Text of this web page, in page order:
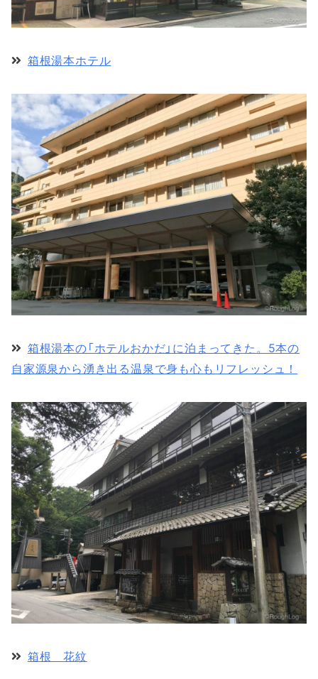
箱根湯本ホテル
箱根湯本の「ホテルおかだ」に泊まってきた。5本の
自家源泉から湧き出る温泉で身も心もリフレッシュ！
箱根 花紋